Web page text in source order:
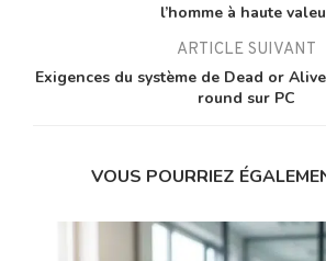
l’homme à haute
ARTICLE SUIVANT
Exigences du système de Dead or
round sur PC
VOUS POURRIEZ